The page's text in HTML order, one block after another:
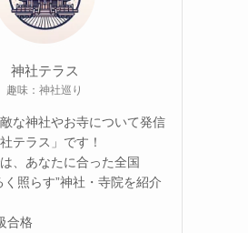
神社テラス
趣味：神社巡り
な神社やお寺について発信
テラス」です！
、あなたに合った全国
く照らす”神社・寺院を紹介
合格